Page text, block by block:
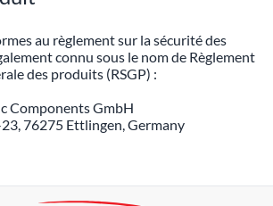
au règlement sur la sécurité des
connu sous le nom de Règlement
des produits (RSGP) :
Components GmbH
76275 Ettlingen, Germany